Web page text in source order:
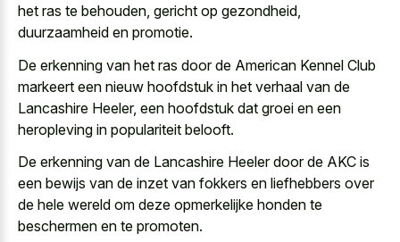
het ras te behouden, gericht op gezondheid,
duurzaamheid en promotie.
De erkenning van het ras door de American Kennel Club
markeert een nieuw hoofdstuk in het verhaal van de
Lancashire Heeler, een hoofdstuk dat groei en een
heropleving in populariteit belooft.
De erkenning van de Lancashire Heeler door de AKC is
een bewijs van de inzet van fokkers en liefhebbers over
de hele wereld om deze opmerkelijke honden te
beschermen en te promoten.